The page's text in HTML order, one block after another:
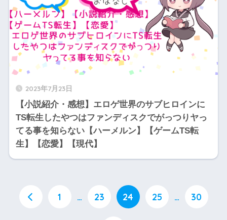
2023年7月23日
【小説紹介・感想】エロゲ世界のサブヒロインに
TS転生したやつはファンディスクでがっつりヤっ
てる事を知らない【ハーメルン】【ゲームTS転
生】【恋愛】【現代】
1 … 23 24 25 … 30